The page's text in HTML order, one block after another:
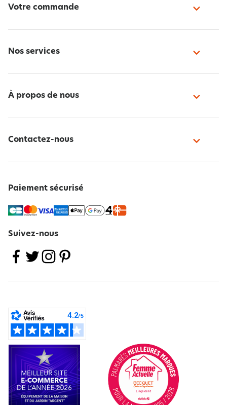
Votre commande
Nos services
À propos de nous
Contactez-nous
Paiement sécurisé
Suivez-nous